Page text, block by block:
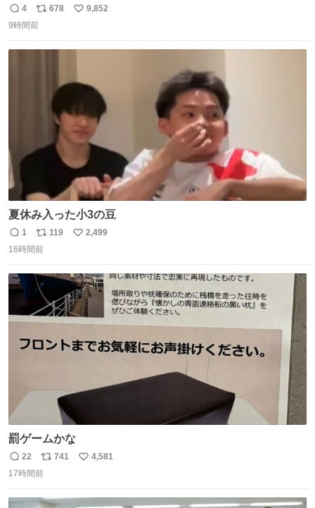
ぽ置き場係になっている
返
信
4
リ
ポ
678
い
9,852
9時間前
夏休み入った小3の豆
返
信
1
リ
ポ
ト
数
119
い
数
2,499
16時間前
罰ゲームかな
返
信
22
リ
ポ
741
い
4,581
17時間前